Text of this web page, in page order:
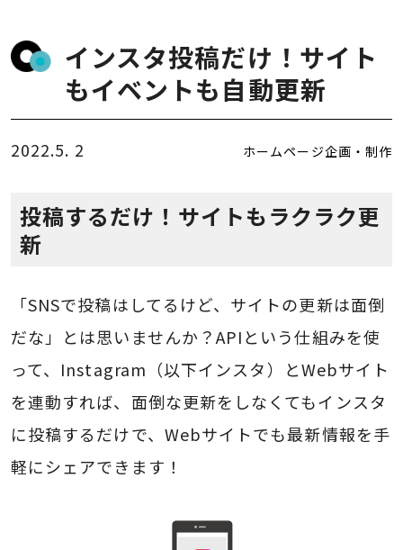
インスタ投稿だけ！サイト
もイベントも自動更新
2022.5. 2 ホームページ企画・制作
投稿するだけ！サイトもラクラク更
新
「SNSで投稿はしてるけど、サイトの更新は面倒
だな」とは思いませんか？APIという仕組みを使
って、Instagram（以下インスタ）とWebサイト
を連動すれば、面倒な更新をしなくてもインスタ
に投稿するだけで、Webサイトでも最新情報を手
軽にシェアできます！